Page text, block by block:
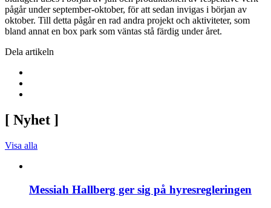
pågår under september-oktober, för att sedan invigas i början av
oktober. Till detta pågår en rad andra projekt och aktiviteter, som
bland annat en box park som väntas stå färdig under året.
Dela artikeln
[ Nyhet ]
Visa alla
Messiah Hallberg ger sig på hyresregleringen